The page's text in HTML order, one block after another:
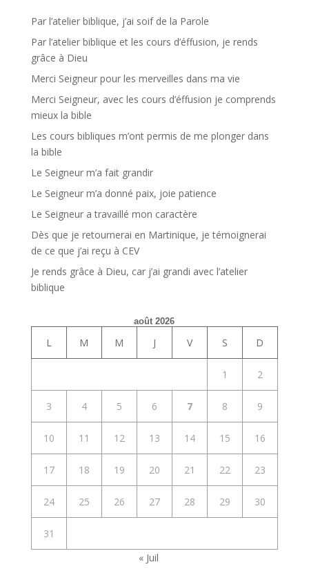
Par l’atelier biblique, j’ai soif de la Parole
Par l’atelier biblique et les cours d’éffusion, je rends
grâce à Dieu
Merci Seigneur pour les merveilles dans ma vie
Merci Seigneur, avec les cours d’éffusion je comprends
mieux la bible
Les cours bibliques m’ont permis de me plonger dans
la bible
Le Seigneur m’a fait grandir
Le Seigneur m’a donné paix, joie patience
Le Seigneur a travaillé mon caractère
Dès que je retournerai en Martinique, je témoignerai
de ce que j’ai reçu à CEV
Je rends grâce à Dieu, car j’ai grandi avec l’atelier
biblique
août 2026
L M M J V S D
1 2
3 4 5 6 7 8 9
10 11 12 13 14 15 16
17 18 19 20 21 22 23
24 25 26 27 28 29 30
31
« Juil